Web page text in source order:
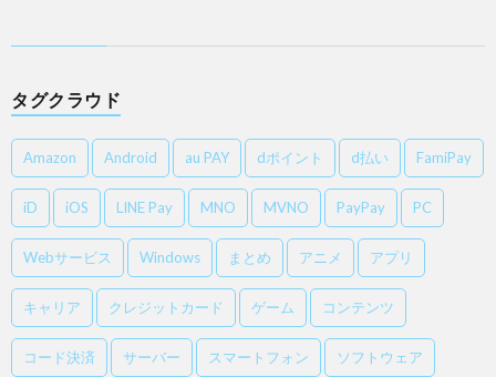
タグクラウド
Amazon Android au PAY dポイント d払い FamiPay
iD iOS LINE Pay MNO MVNO PayPay PC
Webサービス Windows まとめ アニメ アプリ
キャリア クレジットカード ゲーム コンテンツ
コード決済 サーバー スマートフォン ソフトウェア